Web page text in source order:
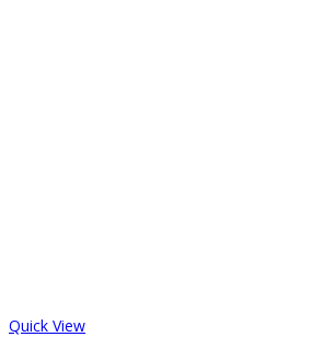
Quick View